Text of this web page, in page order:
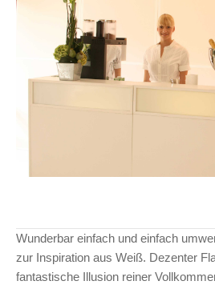
Wunderbar einfach und einfach
zur Inspiration aus Weiß. Dezenter
fantastische Illusion reiner